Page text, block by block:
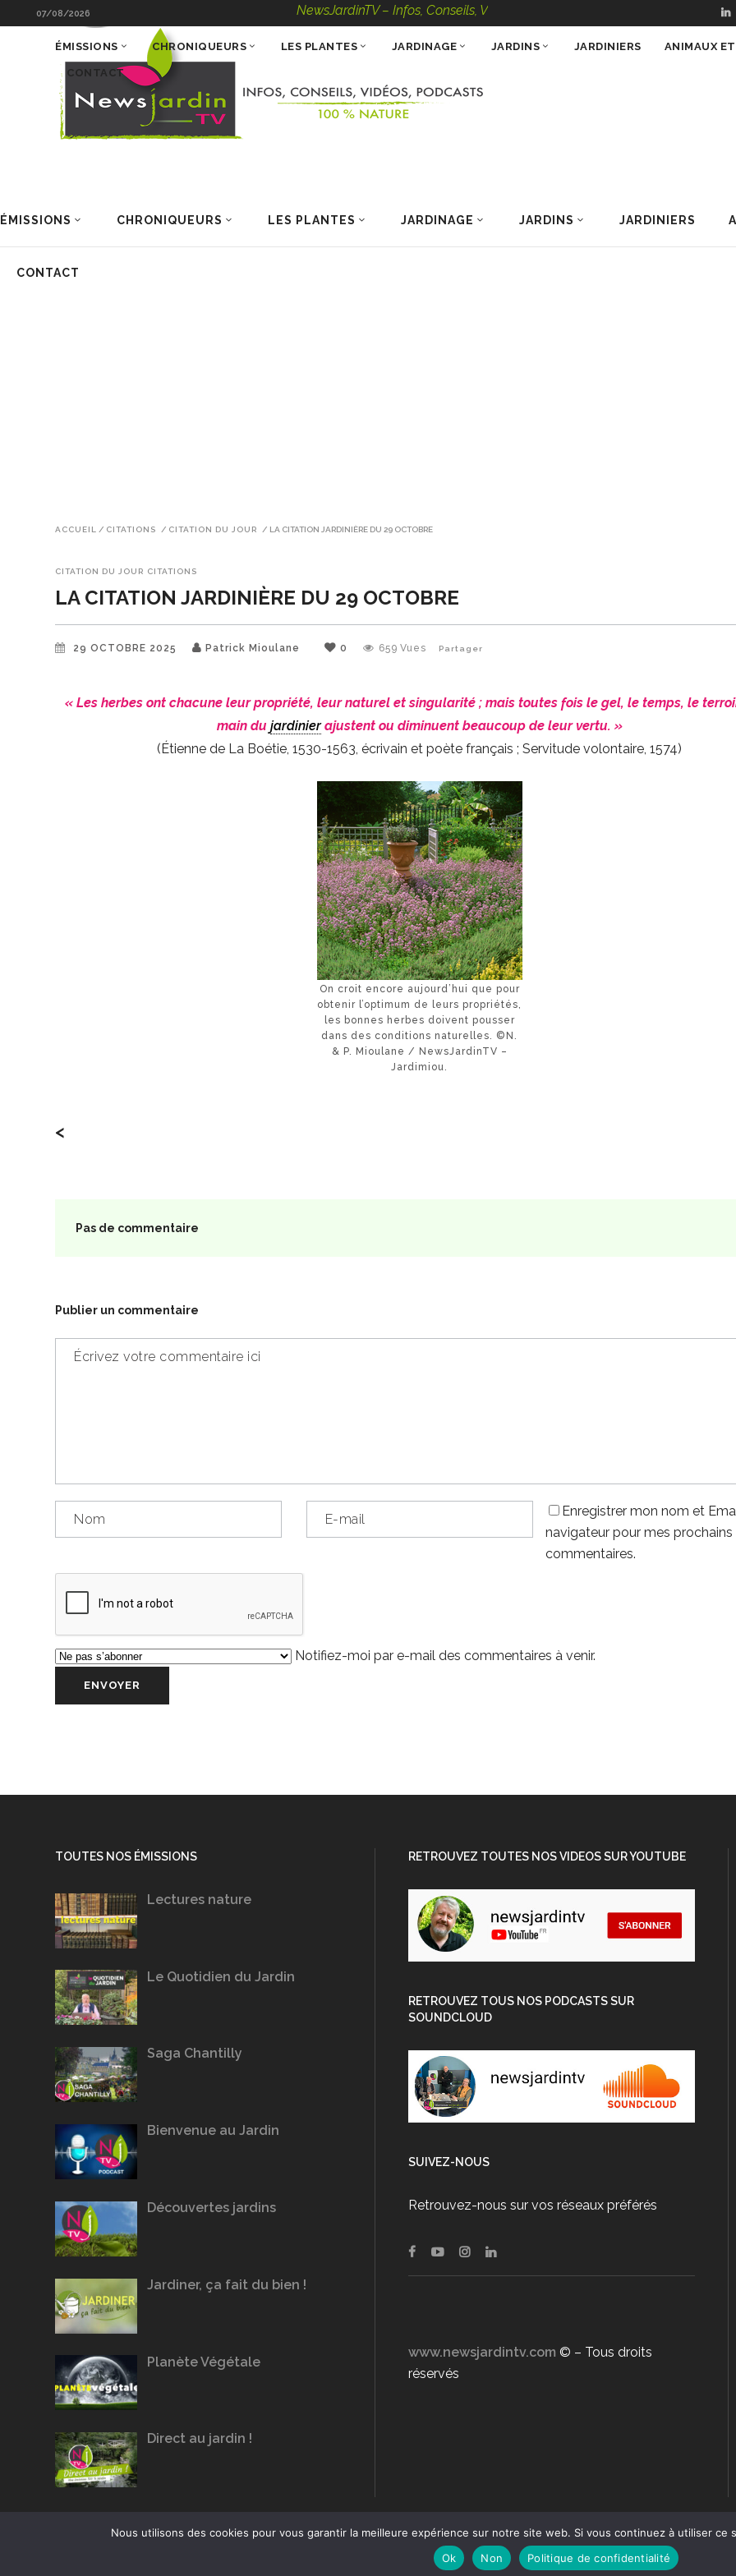
07/08/2026 NewsJardinTV – Infos, Conseils, Vidéos, Podcasts – 100 % Nature
ÉMISSIONS CHRONIQUEURS LES PLANTES JARDINAGE JARDINS JARDINIERS
CONTACT
ÉMISSIONS CHRONIQUEURS LES PLANTES JARDINAGE JARDINS JARDINIERS ANIMAUX
CONTACT
ACCUEIL / CITATIONS / CITATION DU JOUR / LA CITATION JARDINIÈRE DU 29 OCTOBRE
CITATION DU JOUR CITATIONS
LA CITATION JARDINIÈRE DU 29 OCTOBRE
29 OCTOBRE 2025 Patrick Mioulane 0 659 Vues Partager
« Les herbes ont chacune leur propriété, leur naturel et singularité ; mais toutes fois le gel, le temps, le
main du jardinierajustent ou diminuent beaucoup de leur vertu. »
(Étienne de La Boétie, 1530-1563, écrivain et poète français ; Servitude volontaire, 1574)
On croit encore aujourd’hui que pour
obtenir l’optimum de leurs propriétés,
les bonnes herbes doivent pousser
dans des conditions naturelles. ©N.
& P. Mioulane / NewsJardinTV –
Jardimiou.
<
Pas de commentaire
Publier un commentaire
Enregistrer mon nom et
navigateur pour mes prochains
commentaires.
Notifiez-moi par e-mail des commentaires à venir.
TOUTES NOS ÉMISSIONS
Lectures nature
Le Quotidien du Jardin
Saga Chantilly
Bienvenue au Jardin
Découvertes jardins
Jardiner, ça fait du bien !
Planète Végétale
Direct au jardin !
RETROUVEZ TOUTES NOS VIDEOS SUR YOUTUBE
RETROUVEZ TOUS NOS PODCASTS SUR
SOUNDCLOUD
SUIVEZ-NOUS
Retrouvez-nous sur vos réseaux préférés
www.newsjardintv.com © – Tous droits
réservés
Nous utilisons des cookies pour vous garantir la meilleure expérience sur notre site web. Si vous continuez à utiliser
Ok
Non Politique de confidentialité